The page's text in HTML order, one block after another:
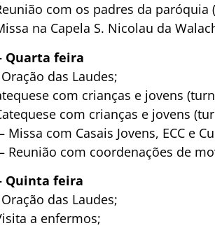
com os padres da paróquia
na Capela S. Nicolau da
Quarta feira
das Laudes;
com crianças e jovens
com crianças e jovens
Missa com Casais Jovens, ECC e
Reunião com coordenações de
Quinta feira
das Laudes;
a enfermos;